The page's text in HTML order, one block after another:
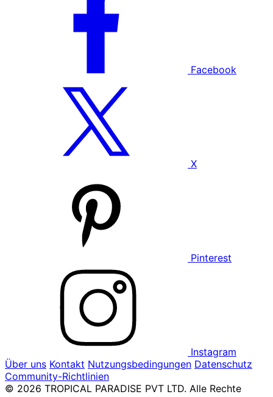
Facebook
X
Pinterest
Instagram
Über uns Kontakt Nutzungsbedingungen Datenschutz
Community-Richtlinien
© 2026 TROPICAL PARADISE PVT LTD. Alle Rechte